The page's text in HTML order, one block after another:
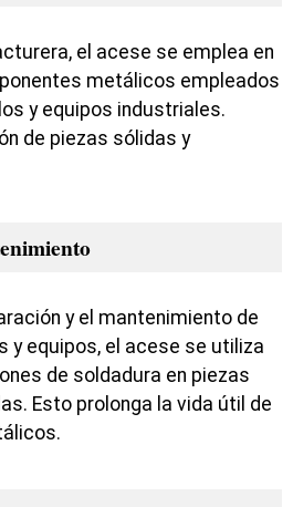
el acese se emplea en
metálicos empleados
y equipos industriales.
de piezas sólidas y
y el mantenimiento de
equipos, el acese se utiliza
de soldadura en piezas
Esto prolonga la vida útil de